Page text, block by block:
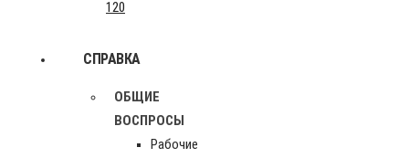
120
СПРАВКА
ОБЩИЕ
ВОСПРОСЫ
Рабочие